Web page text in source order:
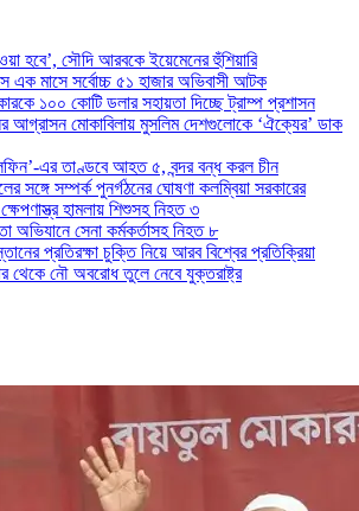
হবে’, সৌদি আরবকে ইয়েমেনের হুঁশিয়ারি
এক মাসে সর্বোচ্চ ৫১ হাজার অভিবাসী আটক
১০০ কোটি ডলার সহায়তা দিচ্ছে ট্রাম্প প্রশাসন
আগ্রাসন মোকাবিলায় মুসলিম দেশগুলোকে ‘ঐক্যের’ ডাক
এর তাণ্ডবে আহত ৫, বন্দর বন্ধ করল চীন
সঙ্গে সম্পর্ক পুনর্গঠনের ঘোষণা কলম্বিয়া সরকারের
হামলায় শিশুসহ নিহত ৩
অভিযানে সেনা কর্মকর্তাসহ নিহত ৮
প্রতিরক্ষা চুক্তি নিয়ে আরব বিশ্বের প্রতিক্রিয়া
থেকে নৌ অবরোধ তুলে নেবে যুক্তরাষ্ট্র